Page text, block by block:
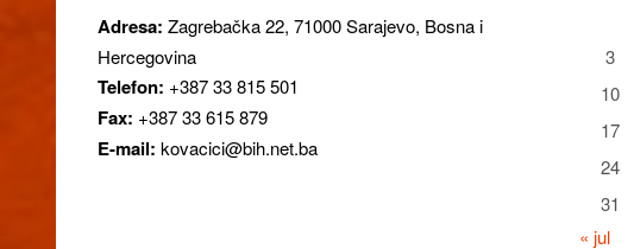
Adresa: Zagrebačka 22, 71000 Sarajevo, Bosna i
Hercegovina
Telefon: +387 33 815 501
Fax: +387 33 615 879
E-mail: kovacici@bih.net.ba
3
10
17
24
31
« jul